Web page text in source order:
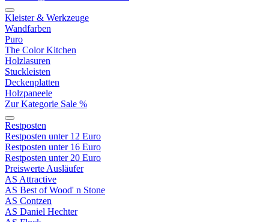
Kleister & Werkzeuge
Wandfarben
Puro
The Color Kitchen
Holzlasuren
Stuckleisten
Deckenplatten
Holzpaneele
Zur Kategorie Sale %
Restposten
Restposten unter 12 Euro
Restposten unter 16 Euro
Restposten unter 20 Euro
Preiswerte Ausläufer
AS Attractive
AS Best of Wood' n Stone
AS Contzen
AS Daniel Hechter